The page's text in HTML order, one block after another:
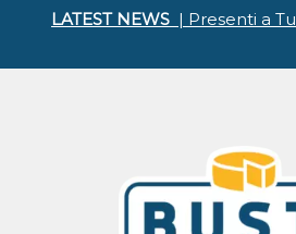
LATEST NEWS| Presenti a